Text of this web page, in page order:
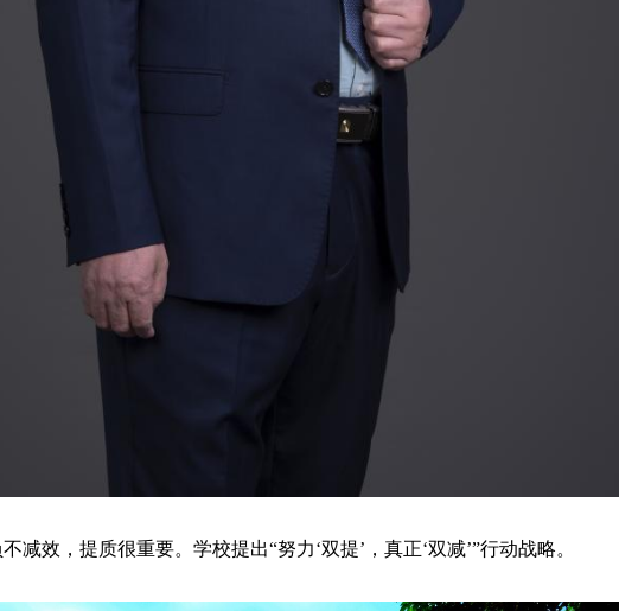
减效，提质很重要。学校提出“努力‘双提’，真正‘双减’”行动战略。